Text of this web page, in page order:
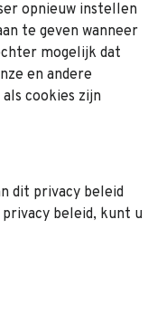
opnieuw instellen
te geven wanneer
mogelijk dat
en andere
cookies zijn
dit privacy beleid
beleid, kunt u